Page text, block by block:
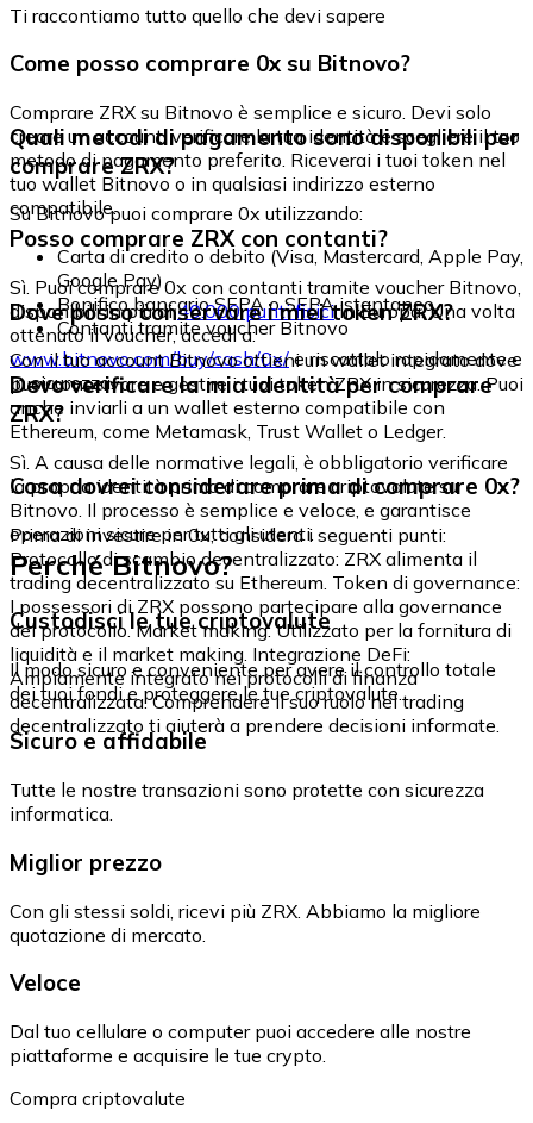
Ti raccontiamo tutto quello che devi sapere
Come posso comprare 0x su Bitnovo?
Comprare ZRX su Bitnovo è semplice e sicuro. Devi solo
creare un account, verificare la tua identità e scegliere il tuo
metodo di pagamento preferito. Riceverai i tuoi token nel
tuo wallet Bitnovo o in qualsiasi indirizzo esterno
compatibile.
Quali metodi di pagamento sono disponibili per
comprare ZRX?
Su Bitnovo puoi comprare 0x utilizzando:
Carta di credito o debito (Visa, Mastercard, Apple Pay,
Google Pay)
Bonifico bancario SEPA o SEPA istantaneo
Contanti tramite voucher Bitnovo
Posso comprare ZRX con contanti?
Sì. Puoi comprare 0x con contanti tramite voucher Bitnovo,
disponibili in più di40.000 punti fisiciin Europa. Una volta
ottenuto il voucher, accedi a:
www.bitnovo.com/buy/cash/0x/e riscattalo rapidamente e
in sicurezza.
Dove posso conservare i miei token ZRX?
Con il tuo account Bitnovo ottieni un wallet integrato dove
puoi conservare e gestire i tuoi token ZRX in sicurezza. Puoi
anche inviarli a un wallet esterno compatibile con
Ethereum, come Metamask, Trust Wallet o Ledger.
Devo verificare la mia identità per comprare
ZRX?
Sì. A causa delle normative legali, è obbligatorio verificare
la propria identità prima di comprare criptovalute su
Bitnovo. Il processo è semplice e veloce, e garantisce
operazioni sicure per tutti gli utenti.
Cosa dovrei considerare prima di comprare 0x?
Prima di investire in 0x, considera i seguenti punti:
Protocollo di scambio decentralizzato: ZRX alimenta il
trading decentralizzato su Ethereum. Token di governance:
I possessori di ZRX possono partecipare alla governance
del protocollo. Market making: Utilizzato per la fornitura di
liquidità e il market making. Integrazione DeFi:
Ampiamente integrato nei protocolli di finanza
decentralizzata. Comprendere il suo ruolo nel trading
decentralizzato ti aiuterà a prendere decisioni informate.
Perché Bitnovo?
Custodisci le tue criptovalute
Il modo sicuro e conveniente per avere il controllo totale
dei tuoi fondi e proteggere le tue criptovalute.
Sicuro e affidabile
Tutte le nostre transazioni sono protette con sicurezza
informatica.
Miglior prezzo
Con gli stessi soldi, ricevi più ZRX. Abbiamo la migliore
quotazione di mercato.
Veloce
Dal tuo cellulare o computer puoi accedere alle nostre
piattaforme e acquisire le tue crypto.
Compra criptovalute